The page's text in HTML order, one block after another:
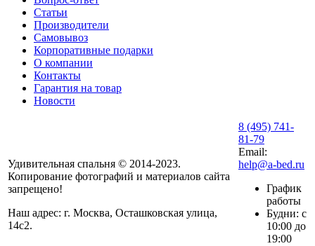
Статьи
Производители
Самовывоз
Корпоративные подарки
О компании
Контакты
Гарантия на товар
Новости
Удивительная спальня © 2014-2023.
Копирование фотографий и материалов сайта
запрещено!
Наш адрес: г. Москва, Осташковская улица,
14с2.
8 (495) 741-
81-79
Email:
help@a-bed.ru
График
работы
Будни: с
10:00 до
19:00